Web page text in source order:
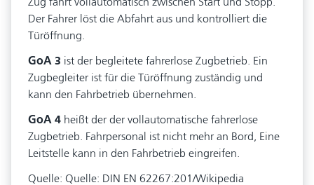
Der Fahrer löst die Abfahrt aus und kontrolliert die
Türöffnung.
GoA 3 ist der begleitete fahrerlose Zugbetrieb. Ein
Zugbegleiter ist für die Türöffnung zuständig und
kann den Fahrbetrieb übernehmen.
GoA 4 heißt der der vollautomatische fahrerlose
Zugbetrieb. Fahrpersonal ist nicht mehr an Bord, Eine
Leitstelle kann in den Fahrbetrieb eingreifen.
Quelle: Quelle: DIN EN 62267:201/Wikipedia